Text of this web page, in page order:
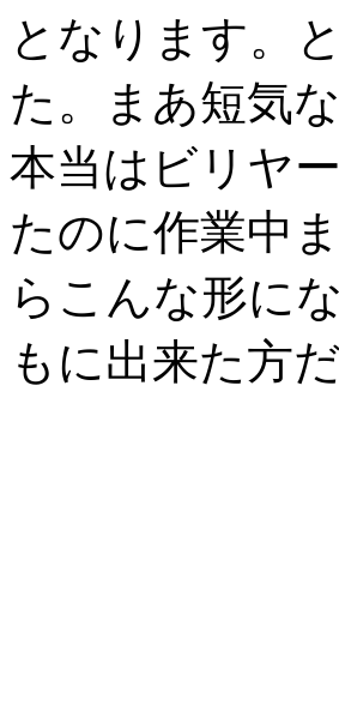
となります。
た。まあ短気
本当はビリヤ
たのに作業中
らこんな形に
もに出来た方